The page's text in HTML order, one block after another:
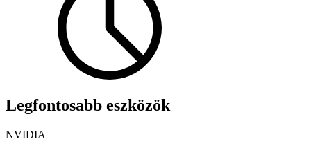
Legfontosabb eszközök
NVIDIA